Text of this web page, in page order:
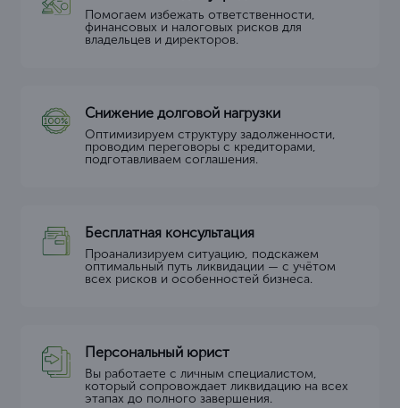
Помогаем избежать ответственности,
финансовых и налоговых рисков для
владельцев и директоров.
Снижение долговой нагрузки
Оптимизируем структуру задолженности,
проводим переговоры с кредиторами,
подготавливаем соглашения.
Бесплатная консультация
Проанализируем ситуацию, подскажем
оптимальный путь ликвидации — с учётом
всех рисков и особенностей бизнеса.
Персональный юрист
Вы работаете с личным специалистом,
который сопровождает ликвидацию на всех
этапах до полного завершения.